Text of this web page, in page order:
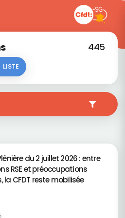
445
LISTE
du 2 juillet 2026 : entre
RSE et préoccupations
la CFDT reste mobilisée